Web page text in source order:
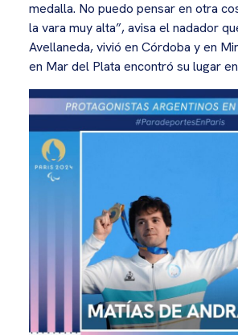
medalla. No puedo pensar en otra
la vara muy alta”, avisa el nadador
Avellaneda, vivió en Córdoba y en
en Mar del Plata encontró su lugar